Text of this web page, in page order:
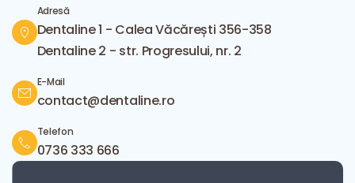
Adresă
Dentaline 1 - Calea Văcărești 356-358
Dentaline 2 - str. Progresului, nr. 2
E-Mail
contact@dentaline.ro
Telefon
0736 333 666